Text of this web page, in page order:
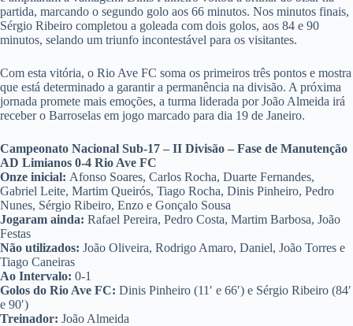
partida, marcando o segundo golo aos 66 minutos. Nos minutos finais,
Sérgio Ribeiro completou a goleada com dois golos, aos 84 e 90
minutos, selando um triunfo incontestável para os visitantes.
Com esta vitória, o Rio Ave FC soma os primeiros três pontos e mostra
que está determinado a garantir a permanência na divisão. A próxima
jornada promete mais emoções, a turma liderada por João Almeida irá
receber o Barroselas em jogo marcado para dia 19 de Janeiro.
Campeonato Nacional Sub-17 – II Divisão – Fase de Manutenção
AD Limianos 0-4 Rio Ave FC
Onze inicial: Afonso Soares, Carlos Rocha, Duarte Fernandes,
Gabriel Leite, Martim Queirós, Tiago Rocha, Dinis Pinheiro, Pedro
Nunes, Sérgio Ribeiro, Enzo e Gonçalo Sousa
Jogaram ainda: Rafael Pereira, Pedro Costa, Martim Barbosa, João
Festas
Não utilizados: João Oliveira, Rodrigo Amaro, Daniel, João Torres e
Tiago Caneiras
Ao Intervalo: 0-1
Golos do Rio Ave FC: Dinis Pinheiro (11′ e 66′) e Sérgio Ribeiro (84′
e 90′)
Treinador: João Almeida